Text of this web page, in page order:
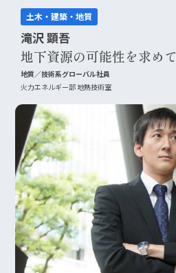
土木・建築・地質
滝沢 顕吾
地下資源の可能性を求めて
地質／技術系グローバル社員
火力エネルギー部 地熱技術室